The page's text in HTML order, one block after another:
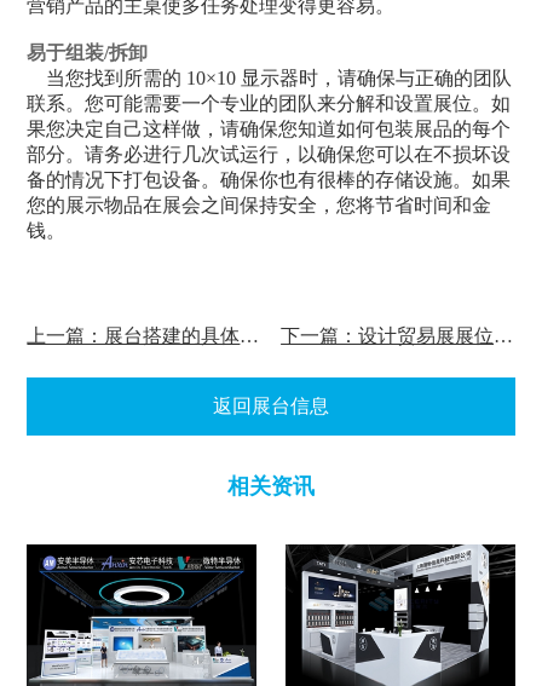
营销产品的主桌使多任务处理变得更容易。
易于组装/拆卸
当您找到所需的 10×10 显示器时，请确保与正确的团队
联系。您可能需要一个专业的团队来分解和设置展位。如
果您决定自己这样做，请确保您知道如何包装展品的每个
部分。请务必进行几次试运行，以确保您可以在不损坏设
备的情况下打包设备。确保你也有很棒的存储设施。如果
您的展示物品在展会之间保持安全，您将节省时间和金
钱。
上一篇：展台搭建的具体设计理念有哪些？ 下一篇：设计贸易展展位图形的 5 大技巧
返回展台信息
相关资讯